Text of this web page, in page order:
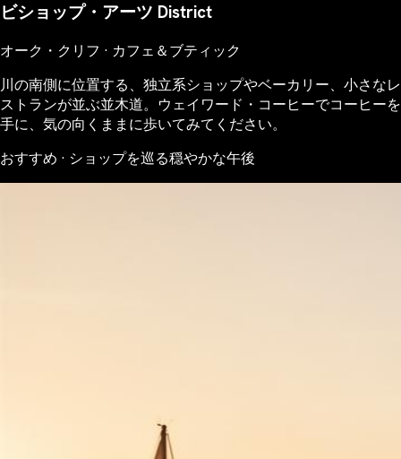
ビショップ・アーツ District
オーク・クリフ · カフェ＆ブティック
川の南側に位置する、独立系ショップやベーカリー、小さなレ
ストランが並ぶ並木道。ウェイワード・コーヒーでコーヒーを
手に、気の向くままに歩いてみてください。
おすすめ · ショップを巡る穏やかな午後